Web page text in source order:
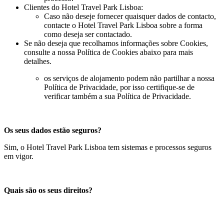
Clientes do Hotel Travel Park Lisboa:
Caso não deseje fornecer quaisquer dados de contacto,
contacte o Hotel Travel Park Lisboa sobre a forma
como deseja ser contactado.
Se não deseja que recolhamos informações sobre Cookies,
consulte a nossa Política de Cookies abaixo para mais
detalhes.
os serviços de alojamento podem não partilhar a nossa
Política de Privacidade, por isso certifique-se de
verificar também a sua Política de Privacidade.
Os seus dados estão seguros?
Sim, o Hotel Travel Park Lisboa tem sistemas e processos seguros
em vigor.
Quais são os seus direitos?